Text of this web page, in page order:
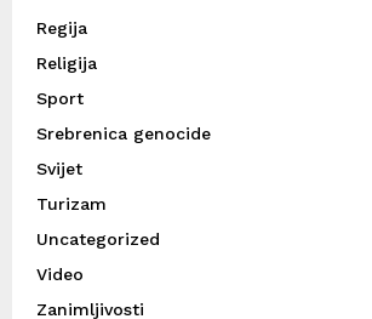
Regija
Religija
Sport
Srebrenica genocide
Svijet
Turizam
Uncategorized
Video
Zanimljivosti